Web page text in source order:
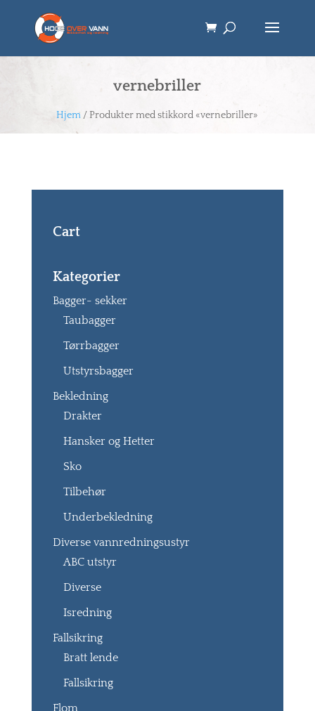
vernebriller
Hjem / Produkter med stikkord «vernebriller»
Cart
Kategorier
Bagger- sekker
Taubagger
Tørrbagger
Utstyrsbagger
Bekledning
Drakter
Hansker og Hetter
Sko
Tilbehør
Underbekledning
Diverse vannredningsustyr
ABC utstyr
Diverse
Isredning
Fallsikring
Bratt lende
Fallsikring
Flom